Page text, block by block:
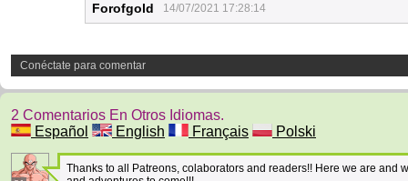
Forofgold 14/07/2021 17:28:14
Conéctate para comentar
2 Comentarios En Otros Idiomas.
Español
English Français Polski
Thanks to all Patreons, colaborators and readers!! Here we are and